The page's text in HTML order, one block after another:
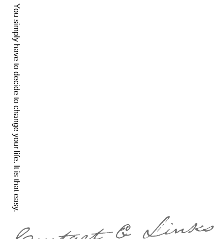
ー
シ
ョ
ンYou simply have to decide to change your life. It is that easy.